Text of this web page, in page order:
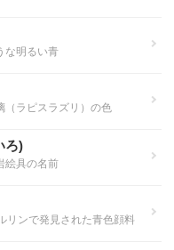
な明るい青
（ラピスラズリ）の色
ろ)
絵具の名前
リンで発見された青色顔料